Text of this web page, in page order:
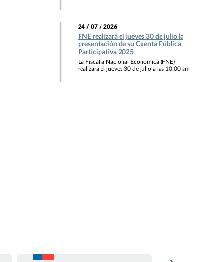
24 / 07 / 2026
FNE realizará el jueves 30 de julio la
presentación de su Cuenta Pública
Participativa 2025
La Fiscalía Nacional Económica (FNE)
realizará el jueves 30 de julio a las 10.00 am